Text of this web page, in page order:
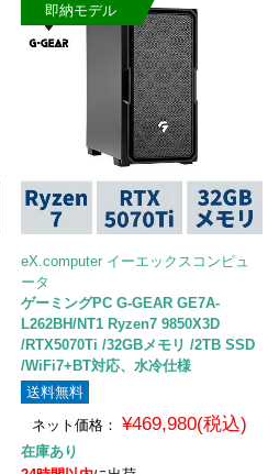
即納モデル
eX.computer イーエックスコンピュ
ータ
ゲーミングPC G-GEAR GE7A-
L262BH/NT1 Ryzen7 9850X3D
/RTX5070Ti /32GBメモリ /2TB SSD
/WiFi7+BT対応、水冷仕様
送料無料
ネット価格： ¥469,980(税込)
在庫あり